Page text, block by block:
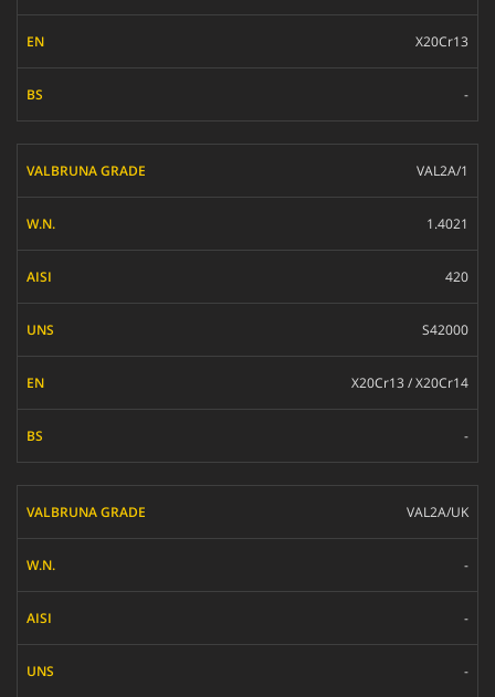
X20Cr13
-
VAL2A/1
1.4021
420
S42000
X20Cr13 / X20Cr14
-
VAL2A/UK
-
-
-